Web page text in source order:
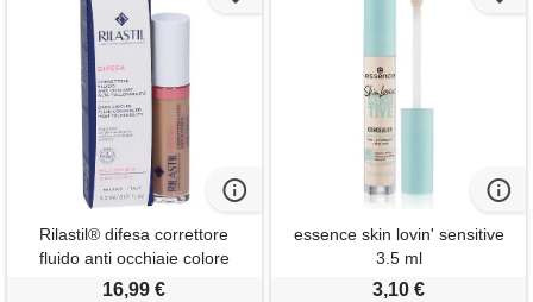
Rilastil® difesa correttore
fluido anti occhiaie colore
beige 8,5 ml make up
16,99 €
essence skin lovin' sensitive
3.5 ml
3,10 €